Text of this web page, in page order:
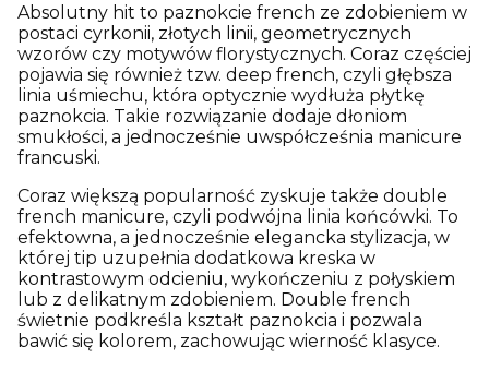
Absolutny hit to paznokcie french ze zdobieniem w
postaci cyrkonii, złotych linii, geometrycznych
wzorów czy motywów florystycznych. Coraz częściej
pojawia się również tzw. deep french, czyli głębsza
linia uśmiechu, która optycznie wydłuża płytkę
paznokcia. Takie rozwiązanie dodaje dłoniom
smukłości, a jednocześnie uwspółcześnia manicure
francuski.
Coraz większą popularność zyskuje także double
french manicure, czyli podwójna linia końcówki. To
efektowna, a jednocześnie elegancka stylizacja, w
której tip uzupełnia dodatkowa kreska w
kontrastowym odcieniu, wykończeniu z połyskiem
lub z delikatnym zdobieniem. Double french
świetnie podkreśla kształt paznokcia i pozwala
bawić się kolorem, zachowując wierność klasyce.